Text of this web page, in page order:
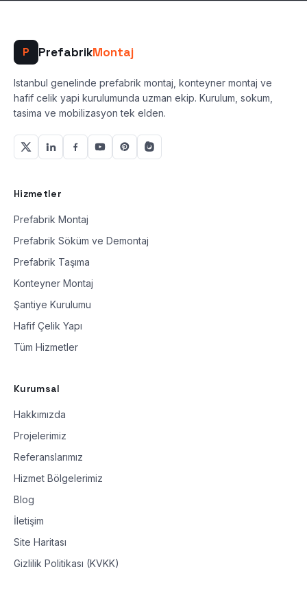
P PrefabrikMontaj
Istanbul genelinde prefabrik montaj, konteyner montaj ve
hafif celik yapi kurulumunda uzman ekip. Kurulum, sokum,
tasima ve mobilizasyon tek elden.
Hizmetler
Prefabrik Montaj
Prefabrik Söküm ve Demontaj
Prefabrik Taşıma
Konteyner Montaj
Şantiye Kurulumu
Hafif Çelik Yapı
Tüm Hizmetler
Kurumsal
Hakkımızda
Projelerimiz
Referanslarımız
Hizmet Bölgelerimiz
Blog
İletişim
Site Haritası
Gizlilik Politikası (KVKK)